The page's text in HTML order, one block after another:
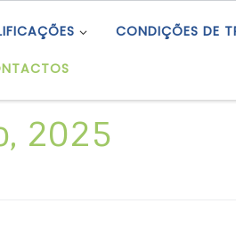
CONDIÇÕES DE
2025